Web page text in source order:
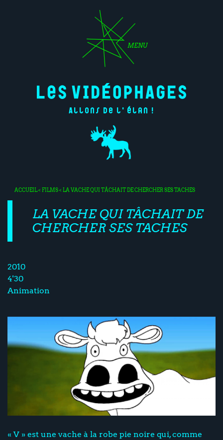
MENU
Allons de l'élan !
ACCUEIL< FILMS< LA VACHE QUI TÂCHAIT DE CHERCHER SES TACHES
LA VACHE QUI TÂCHAIT DE
CHERCHER SES TACHES
2010
4'30
Animation
« V » est une vache à la robe pie noire qui, comme